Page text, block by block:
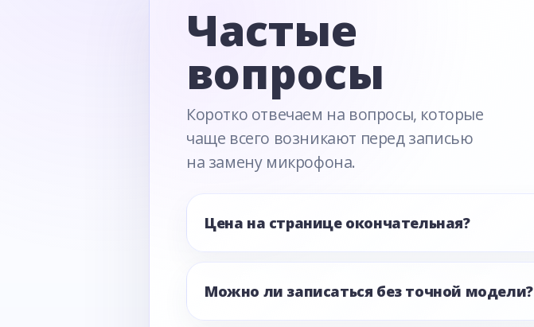
Частые
вопросы
Коротко отвечаем на вопросы, которые
чаще всего возникают перед записью
на замену микрофона.
Цена на странице окончательная?
Можно ли записаться без точной модели?